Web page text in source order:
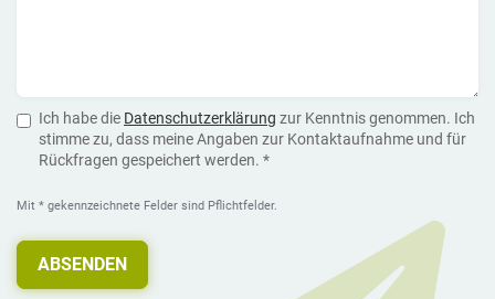
Ich habe die Datenschutzerklärung zur Kenntnis genommen. Ich
stimme zu, dass meine Angaben zur Kontaktaufnahme und für
Rückfragen gespeichert werden. *
Mit * gekennzeichnete Felder sind Pflichtfelder.
ABSENDEN